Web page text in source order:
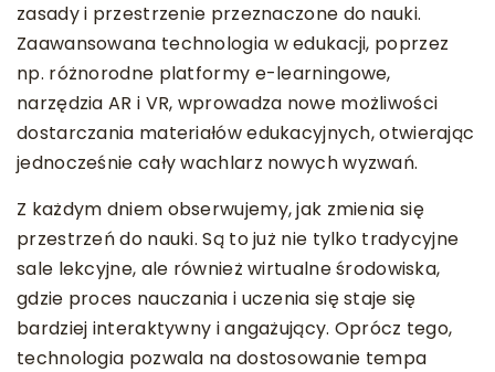
zasady i przestrzenie przeznaczone do nauki.
Zaawansowana technologia w edukacji, poprzez
np. różnorodne platformy e-learningowe,
narzędzia AR i VR, wprowadza nowe możliwości
dostarczania materiałów edukacyjnych, otwierając
jednocześnie cały wachlarz nowych wyzwań.
Z każdym dniem obserwujemy, jak zmienia się
przestrzeń do nauki. Są to już nie tylko tradycyjne
sale lekcyjne, ale również wirtualne środowiska,
gdzie proces nauczania i uczenia się staje się
bardziej interaktywny i angażujący. Oprócz tego,
technologia pozwala na dostosowanie tempa